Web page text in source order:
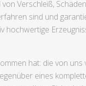
Verschleiß,
sind und
hochwertige
hat: die von
eines